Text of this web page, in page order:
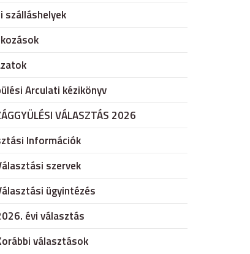
szálláshelyek
Arculati kézikönyv
VÁLASZTÁS 2026
Információk
szervek
ügyintézés
évi választás
választások